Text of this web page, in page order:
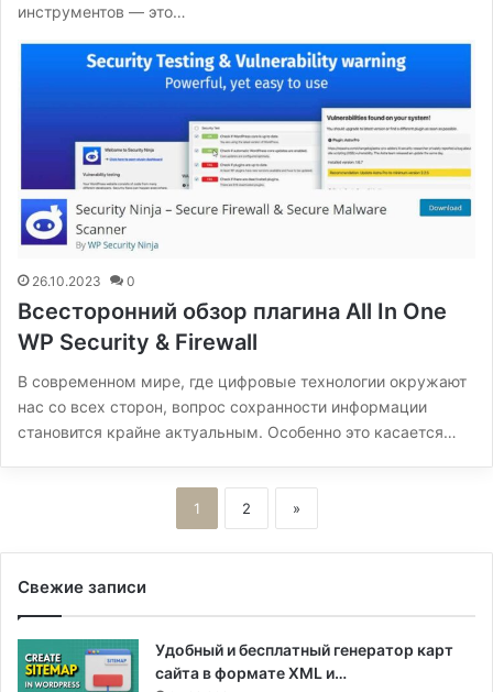
инструментов — это…
26.10.2023 0
Всесторонний обзор плагина All In One
WP Security & Firewall
В современном мире, где цифровые технологии окружают
нас со всех сторон, вопрос сохранности информации
становится крайне актуальным. Особенно это касается…
1 2 »
Свежие записи
Удобный и бесплатный генератор карт
сайта в формате XML и…